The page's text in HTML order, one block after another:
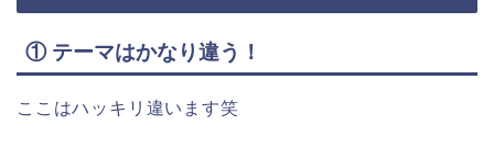
① テーマはかなり違う！
ここはハッキリ違います笑